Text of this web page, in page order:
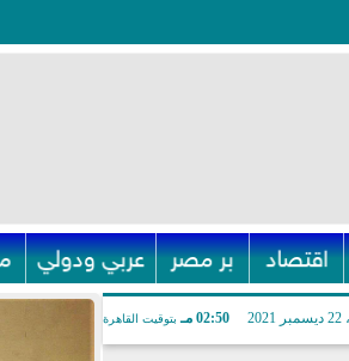
اقتصاد بر مصر عربي ودولي
02:50 مـ بتوقيت القاهرة